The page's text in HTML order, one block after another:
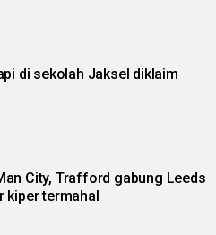
di sekolah Jaksel diklaim
City, Trafford gabung Leeds
kiper termahal